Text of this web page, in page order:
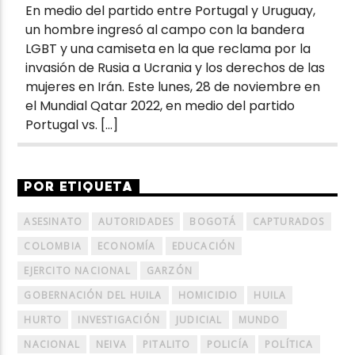
En medio del partido entre Portugal y Uruguay,
un hombre ingresó al campo con la bandera
LGBT y una camiseta en la que reclama por la
invasión de Rusia a Ucrania y los derechos de las
mujeres en Irán. Este lunes, 28 de noviembre en
el Mundial Qatar 2022, en medio del partido
Portugal vs. […]
POR ETIQUETA
ASESINATO AUTORIDADES BOGOTÁ
CAPTURADOS
COLOMBIA
ECONOMÍA
EDUCACIÓN
EJERCITO NACIONAL
GARZÓN
GOBERNACIÓN DEL HUILA
HOMICIDIO
HUILA
HURTO
INVESTIGACIÓN JUDICIAL
MUNDO
NACIONAL
NEIVA PITALITO POLICÍA
POLÍTICA